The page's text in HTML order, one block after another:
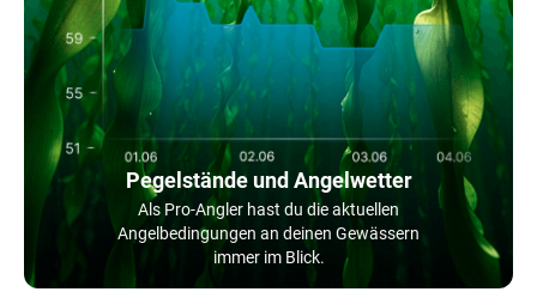
Pegelstände und Angelwetter
Als Pro-Angler hast du die aktuellen
Angelbedingungen an deinen Gewässern
immer im Blick.